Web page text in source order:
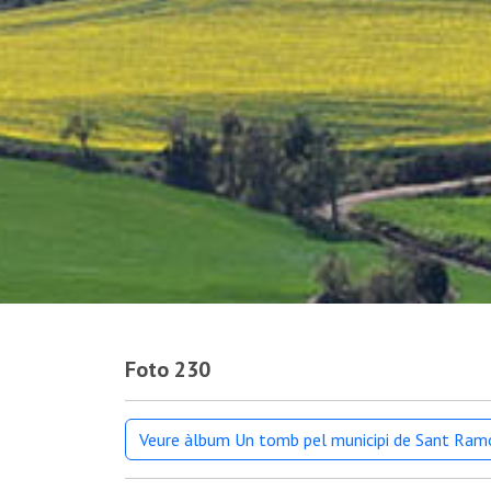
Foto 230
Veure àlbum Un tomb pel municipi de Sant